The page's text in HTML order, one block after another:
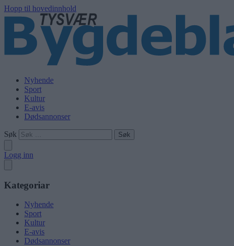
Hopp til hovedinnhold
Nyhende
Sport
Kultur
E-avis
Dødsannonser
Søk
Logg inn
Kategoriar
Nyhende
Sport
Kultur
E-avis
Dødsannonser